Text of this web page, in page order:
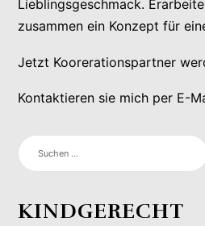
Lieblingsgeschmack.
zusammen ein Konzept für
Jetzt Koorerationspartner
Kontaktieren sie mich per E-
SUCHEN
NACH:
KINDGERECHT